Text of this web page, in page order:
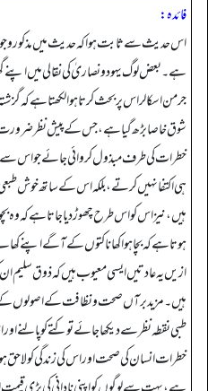
فائدہ:
اس حدیث سے ثابت ہوا کہ حدیث میں مذکور
ہے۔ بعض لوگ یہود ونصاریٰ کی نقالی میں اپنے
جرمن اسکالر اس پر بحث کرتا ہوا لکھتا ہے کہ
شوق خاصا بڑھ گیا ہے، جس کے پیش نظر
خطرات کی طرف مبذول کروائی جائے جو اس سے
ہی اکتفا نہیں کرتے، بلکہ اس کے ساتھ خوش
ہیں، نیز اس کو اس طرح چھوڑ دیا جا تا ہے کہ
ہوتا ہے کہ بچا ہوا کھانا کتوں کے آگے اپنے
ازیں یہ عادتیں ایسی معیوب ہیں کہ ذوق سلیم
ہیں۔ مزید برآں صحت و نظافت کے اصولوں
طبی نقطہ نظر سے دیکھا جائے تو کتے کو
خطرات انسان کی صحت اور اس کی زندگی کو لاحق